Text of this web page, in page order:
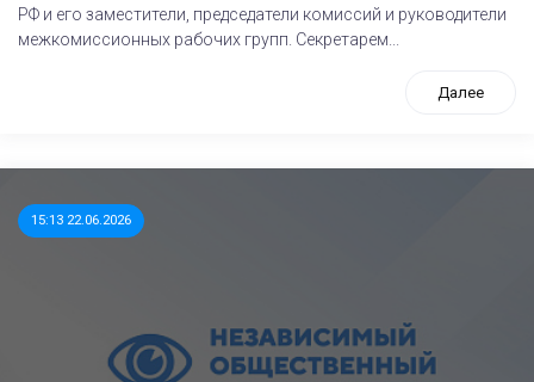
РФ и его заместители, председатели комиссий и руководители
межкомиссионных рабочих групп. Секретарем...
Далее
15:13 22.06.2026